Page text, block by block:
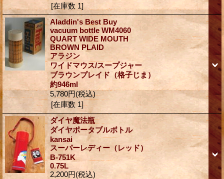
[在庫数 1]
Aladdin's Best Buy
vacuum bottle WM4060
QUART WIDE MOUTH
BROWN PLAID
アラジン
ワイドマウス/スープジャー
ブラウンプレイド（格子じま）
約946ml
5,780円(税込)
[在庫数 1]
ダイヤ魔法瓶
ダイヤポータブルボトル
kansai
スーパーレディー（レッド）
B-751K
0.75L
2,200円(税込)